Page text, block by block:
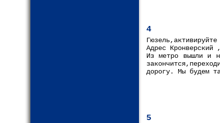
4
Адрес
Из метро вышли и
дорогу. Мы будем
5